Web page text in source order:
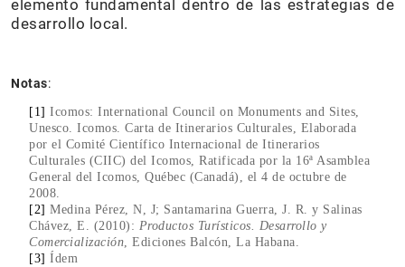
elemento fundamental dentro de las estrategias de
desarrollo local.
Notas:
[1] Icomos: International Council on Monuments and Sites,
Unesco. Icomos. Carta de Itinerarios Culturales, Elaborada
por el Comité Científico Internacional de Itinerarios
Culturales (CIIC) del Icomos, Ratificada por la 16ª Asamblea
General del Icomos, Québec (Canadá), el 4 de octubre de
2008.
[2] Medina Pérez, N, J; Santamarina Guerra, J. R. y Salinas
Chávez, E. (2010): Productos Turísticos. Desarrollo y
Comercialización, Ediciones Balcón, La Habana.
[3] Ídem